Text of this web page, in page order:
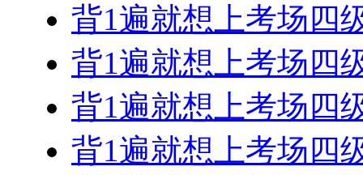
背1遍就想上考场四
背1遍就想上考场四
背1遍就想上考场四
背1遍就想上考场四